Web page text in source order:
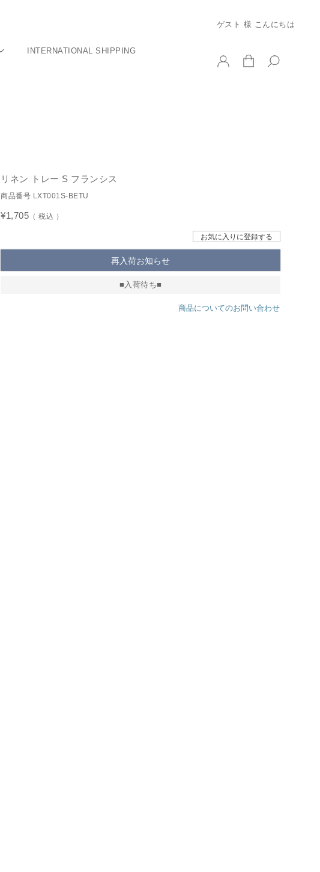
INTERNATIONAL SHIPPING
ゲスト 様 こんにちは
リネン トレー S フランシス
商品番号 LXT001S-BETU
¥1,705 税込
お気に入りに登録する
再入荷お知らせ
■入荷待ち■
商品についてのお問い合わせ